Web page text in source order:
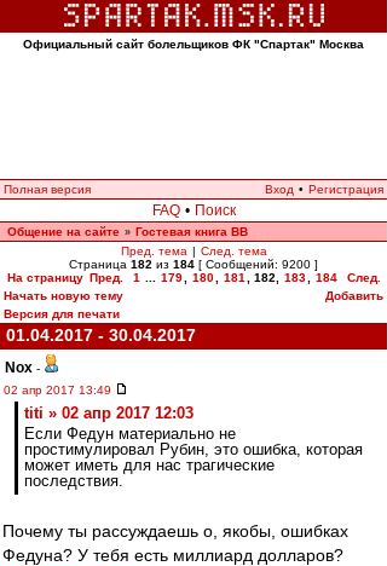
Официальный сайт болельщиков ФК "Спартак" Москва
Полная версия Вход • Регистрация
FAQ • Поиск
Общение на сайте » Гостевая книга ВВ
Пред. тема | След. тема
Страница 182 из 184 [ Сообщений: 9200 ]
На страницу Пред. 1 179 180 181 182 183 184
След.
Начать новую тему
Добавить
Версия для печати
01.04.2017 - 30.04.2017
Nox -
02 апр 2017 13:49
titi » 02 апр 2017 12:03
Если Федун материально не
простимулировал Рубин, это ошибка, которая
может иметь для нас трагические
последствия.
Почему ты рассуждаешь о, якобы, ошибках
Федуна? У тебя есть миллиард долларов?